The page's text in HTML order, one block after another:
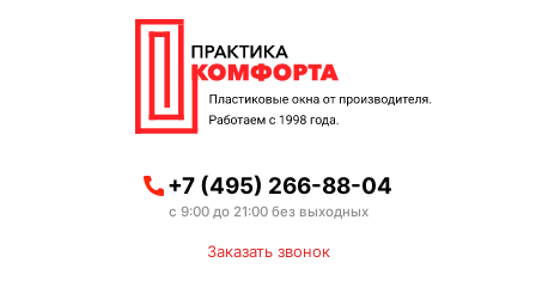
+7 (495) 266-88-04
с 9:00 до 21:00 без выходных
Заказать звонок